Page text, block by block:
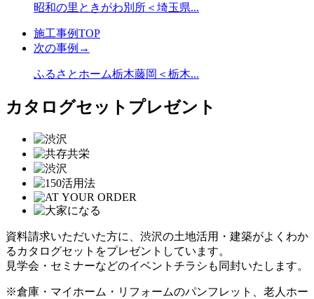
昭和の里ときがわ別所＜埼玉県...
施工事例TOP
次の事例→
ふるさとホーム栃木藤岡＜栃木...
カタログセットプレゼント
資料請求いただいた方に、渋沢の土地活用・建築がよくわか
るカタログセットをプレゼントしています。
見学会・セミナーなどのイベントチラシも同封いたします。
※倉庫・マイホーム・リフォームのパンフレット、老人ホー